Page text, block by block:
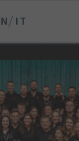
/ IT